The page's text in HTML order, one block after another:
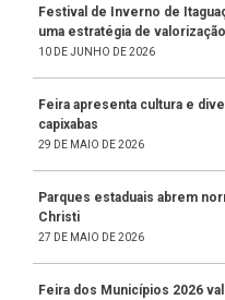
Festival de Inverno de
uma estratégia de
10 DE JUNHO DE 2026
Feira apresenta cultura e
capixabas
29 DE MAIO DE 2026
Parques estaduais abrem
Christi
27 DE MAIO DE 2026
Feira dos Municípios 2026